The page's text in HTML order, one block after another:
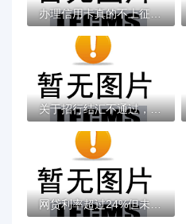
办理信用卡真的不上征信吗？信用记录隐藏的...
关于招行结汇不通过，推荐6个5000块贷款秒下...
网贷利率超过24%但未到36%？这些重点你必须...